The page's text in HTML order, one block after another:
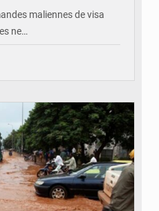
maliennes de visa
ne…